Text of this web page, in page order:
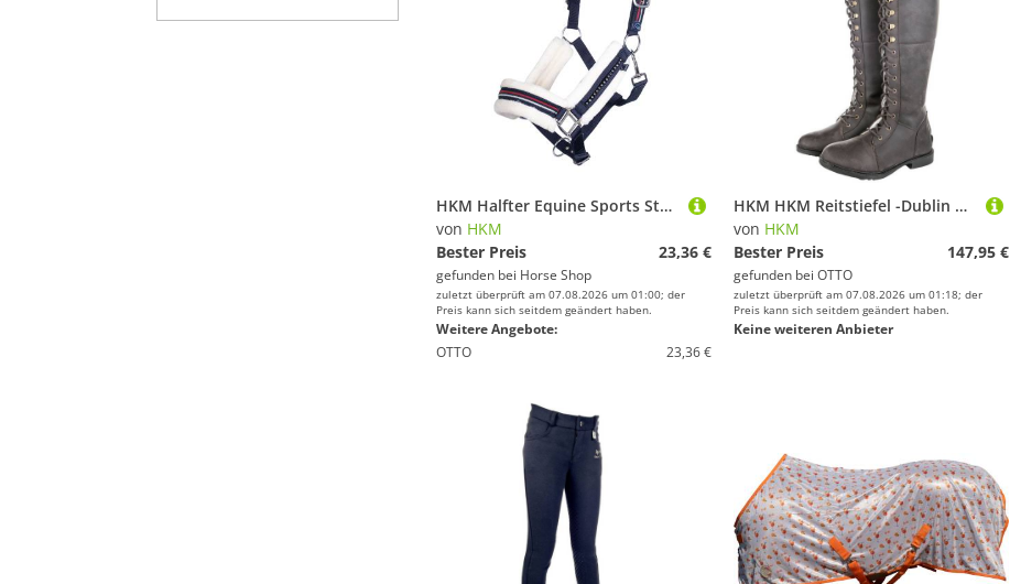
HKM Halfter Equine Sports Style
von HKM
Bester Preis
23,36 €
gefunden bei Horse Shop
zuletzt überprüft am 07.08.2026 um 01:00; der
Preis kann sich seitdem geändert haben.
Weitere Angebote:
OTTO
23,36 €
HKM HKM Reitstiefel -Dublin Winter- Reitstiefel
von HKM
Bester Preis
147,95 €
gefunden bei OTTO
zuletzt überprüft am 07.08.2026 um 01:18; der
Preis kann sich seitdem geändert haben.
Keine weiteren Anbieter